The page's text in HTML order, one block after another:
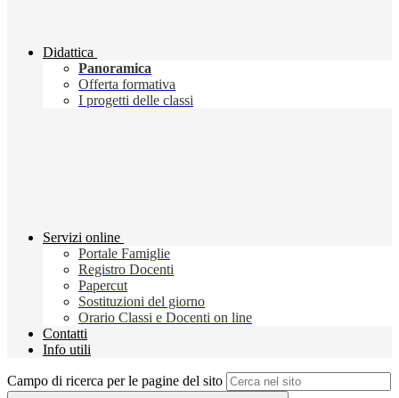
Didattica
Panoramica
Offerta formativa
I progetti delle classi
Servizi online
Portale Famiglie
Registro Docenti
Papercut
Sostituzioni del giorno
Orario Classi e Docenti on line
Contatti
Info utili
Campo di ricerca per le pagine del sito